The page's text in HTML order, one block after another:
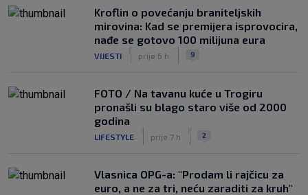
Kroflin o povećanju braniteljskih
mirovina: Kad se premijera isprovocira,
nađe se gotovo 100 milijuna eura
VIJESTI prije 6 h 9
FOTO / Na tavanu kuće u Trogiru
pronašli su blago staro više od 2000
godina
LIFESTYLE prije 7 h 2
Vlasnica OPG-a: "Prodam li rajčicu za
euro, a ne za tri, neću zaraditi za kruh"